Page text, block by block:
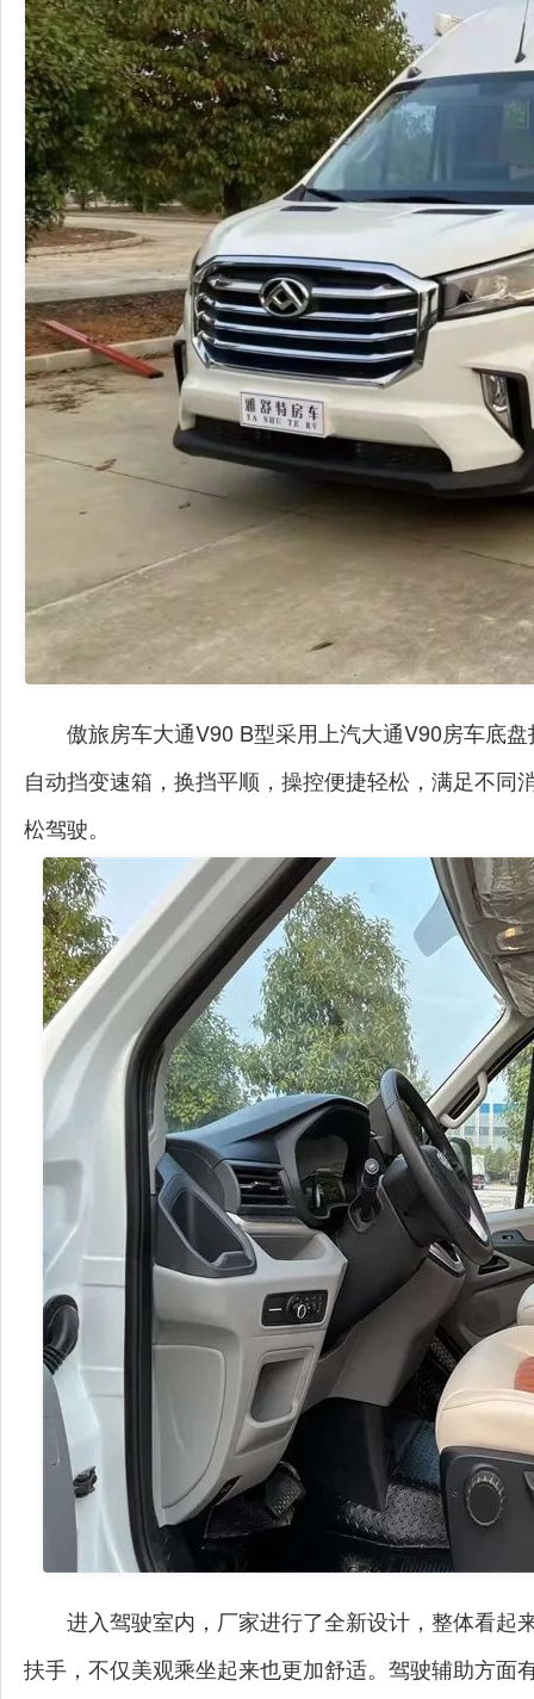
傲旅房车大通V90 B型采用上汽大通V90房车底
自动挡变速箱，换挡平顺，操控便捷轻松，满足不
松驾驶。
进入驾驶室内，厂家进行了全新设计，整体看起
扶手，不仅美观乘坐起来也更加舒适。驾驶辅助方